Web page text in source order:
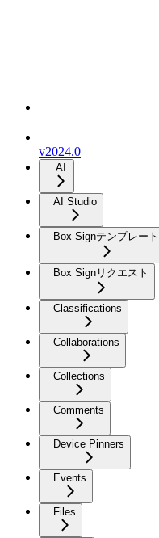
v2024.0
AI
AI Studio
Box Signテンプレート
Box Signリクエスト
Classifications
Collaborations
Collections
Comments
Device Pinners
Events
Files